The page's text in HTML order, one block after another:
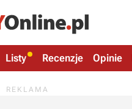
Listy Recenzje Opinie